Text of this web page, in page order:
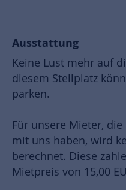
Ausstattung
Keine Lust mehr auf
diesem Stellplatz
parken.
Für unsere Mieter,
mit uns haben, wird
berechnet. Diese
Mietpreis von 15,00